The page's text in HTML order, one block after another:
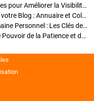
Optimisation SEO des Articles : Stratégies pour Améliorer la Visibilité de Votre Blog
Stratégies pour améliorer la visibilité de votre Blog : Annuaire et Collaborations
Pourquoi Investir dans un Nom de Domaine Personnel : Les Clés de la Réussite de Votre Blog
Comment Faire Émerger Votre Blog : Le Pouvoir de la Patience et de la Persévérance